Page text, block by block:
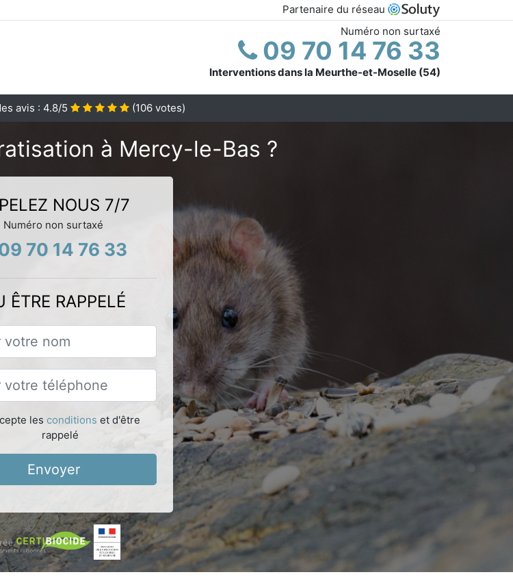
Partenaire du réseau
Numéro non surtaxé
09 70 14 76 33
Interventions dans la Meurthe-et-Moselle (54)
avis : 4.8/5 (106 votes)
à Mercy-le-Bas ?
NOUS 7/7
Numéro non surtaxé
70 14 76 33
ÊTRE RAPPELÉ
les conditions et d'être
rappelé
Envoyer